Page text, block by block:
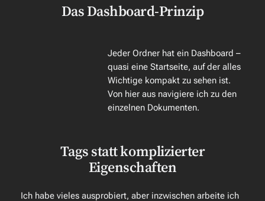
Das Dashboard-Prinzip
Jeder Ordner hat ein Dashboard –
quasi eine Startseite, auf der alles
Wichtige kompakt zu sehen ist.
Von hier aus navigiere ich zu den
einzelnen Dokumenten.
Tags statt komplizierter
Eigenschaften
Ich habe vieles ausprobiert, aber inzwischen arbeite ich